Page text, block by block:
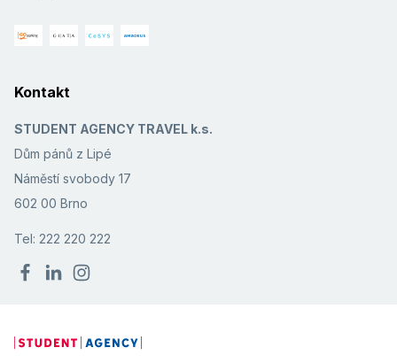
Kontakt
STUDENT AGENCY TRAVEL k.s.
Dům pánů z Lipé
Náměstí svobody 17
602 00 Brno
Tel: 222 220 222